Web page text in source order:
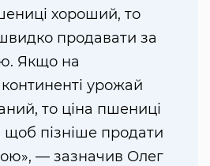
хороший, то
продавати за
Якщо на
урожай
то ціна пшениці
щоб пізніше продати
— зазначив Олег